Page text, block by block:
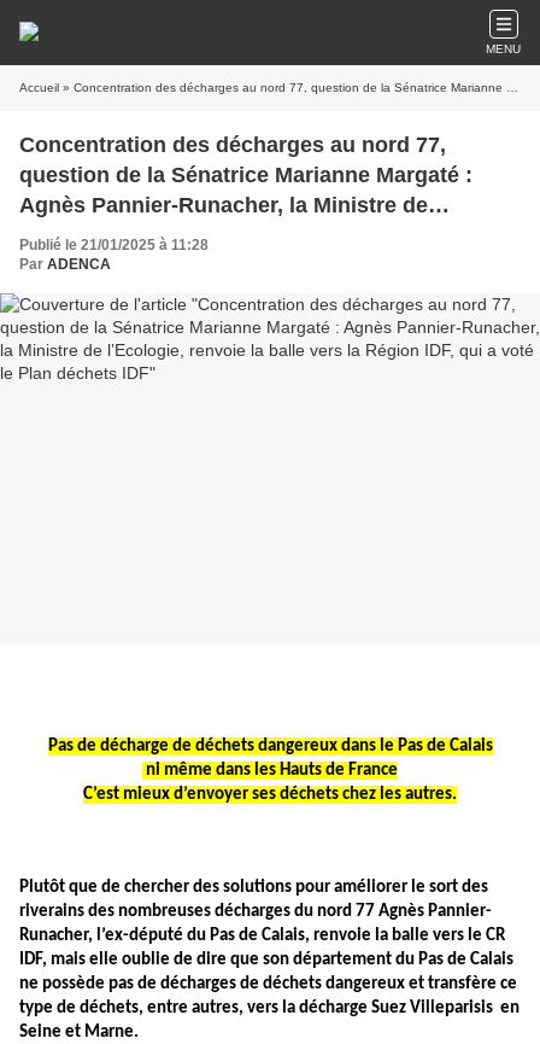
MENU
Accueil » Concentration des décharges au nord 77, question de la Sénatrice Marianne Margaté : Agnès Pannier-Runacher, la Ministre de l’Ecologie, renvoie la balle vers la Région IDF, qui a voté le Plan déchets IDF
Concentration des décharges au nord 77,
question de la Sénatrice Marianne Margaté :
Agnès Pannier-Runacher, la Ministre de
l’Ecologie, renvoie la balle vers la Région IDF,
qui a voté le Plan déchets IDF
Publié le 21/01/2025 à 11:28
Par ADENCA
Pas de décharge de déchets dangereux dans le Pas de Calais
ni même dans les Hauts de France
C’est mieux d’envoyer ses déchets chez les autres.
Plutôt que de chercher des solutions pour améliorer le sort des
riverains des nombreuses décharges du nord 77 Agnès Pannier-
Runacher, l’ex-député du Pas de Calais, renvoie la balle vers le CR
IDF, mais elle oublie de dire que son département du Pas de Calais
ne possède pas de décharges de déchets dangereux et transfère ce
type de déchets, entre autres, vers la décharge Suez Villeparisis en
Seine et Marne.